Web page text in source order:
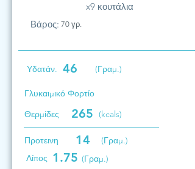
x9 κουτάλια
Βάρος: 70 γρ.
Υδατάν. 46 (Γραμ.)
Γλυκαιμικό Φορτίο
Θερμίδες
265 (kcals)
Προτεινη 14
(Γραμ.)
Λίπος 1.75 (Γραμ.)